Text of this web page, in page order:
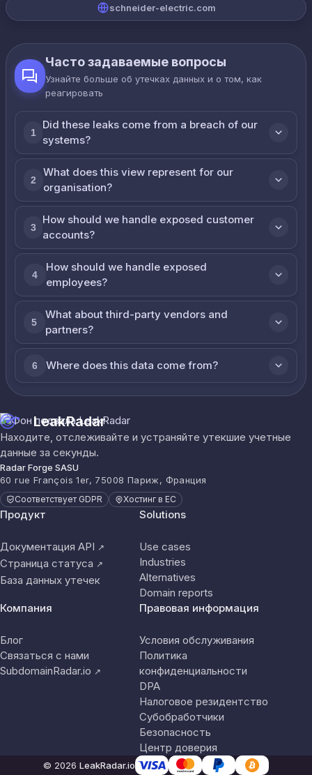
schneider-electric.com
Часто задаваемые вопросы
Узнайте больше об утечках данных и о том, как
реагировать
1
Did these leaks come from a breach of our
systems?
2
What does this view represent for our
organisation?
3
How should we handle exposed customer
accounts?
4
How should we handle exposed
employees?
5
What about third-party vendors and
partners?
6 Where does this data come from?
LeakRadar
Находите, отслеживайте и устраняйте утекшие учетные
данные за секунды.
Radar Forge SASU
60 rue François 1er, 75008 Париж, Франция
Соответствует GDPR Хостинг в ЕС
Продукт
Документация API ↗
Страница статуса ↗
База данных утечек
Solutions
Use cases
Industries
Alternatives
Domain reports
Компания
Блог
Связаться с нами
SubdomainRadar.io ↗
Правовая информация
Условия обслуживания
Политика
конфиденциальности
DPA
Налоговое резидентство
Субобработчики
Безопасность
Центр доверия
© 2026 LeakRadar.io